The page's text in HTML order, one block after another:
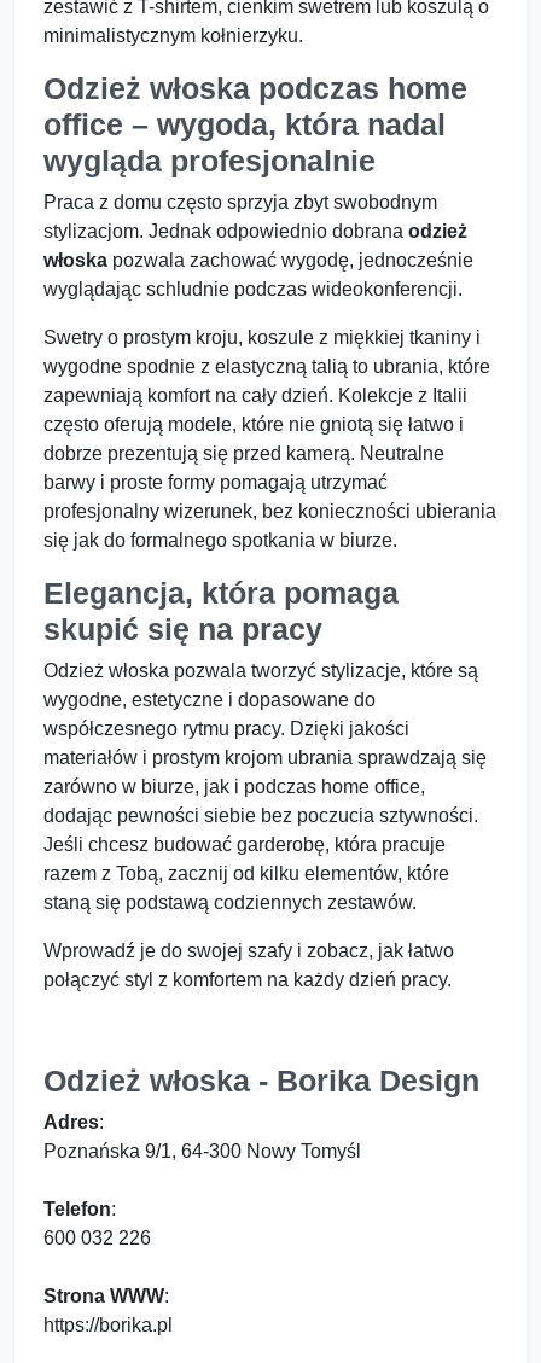
zestawić z T-shirtem, cienkim swetrem lub koszulą o
minimalistycznym kołnierzyku.
Odzież włoska podczas home
office – wygoda, która nadal
wygląda profesjonalnie
Praca z domu często sprzyja zbyt swobodnym
stylizacjom. Jednak odpowiednio dobrana odzież
włoska pozwala zachować wygodę, jednocześnie
wyglądając schludnie podczas wideokonferencji.
Swetry o prostym kroju, koszule z miękkiej tkaniny i
wygodne spodnie z elastyczną talią to ubrania, które
zapewniają komfort na cały dzień. Kolekcje z Italii
często oferują modele, które nie gniotą się łatwo i
dobrze prezentują się przed kamerą. Neutralne
barwy i proste formy pomagają utrzymać
profesjonalny wizerunek, bez konieczności ubierania
się jak do formalnego spotkania w biurze.
Elegancja, która pomaga
skupić się na pracy
Odzież włoska pozwala tworzyć stylizacje, które są
wygodne, estetyczne i dopasowane do
współczesnego rytmu pracy. Dzięki jakości
materiałów i prostym krojom ubrania sprawdzają się
zarówno w biurze, jak i podczas home office,
dodając pewności siebie bez poczucia sztywności.
Jeśli chcesz budować garderobę, która pracuje
razem z Tobą, zacznij od kilku elementów, które
staną się podstawą codziennych zestawów.
Wprowadź je do swojej szafy i zobacz, jak łatwo
połączyć styl z komfortem na każdy dzień pracy.
Odzież włoska - Borika Design
Adres:
Poznańska 9/1, 64-300 Nowy Tomyśl
Telefon:
600 032 226
Strona WWW:
https://borika.pl